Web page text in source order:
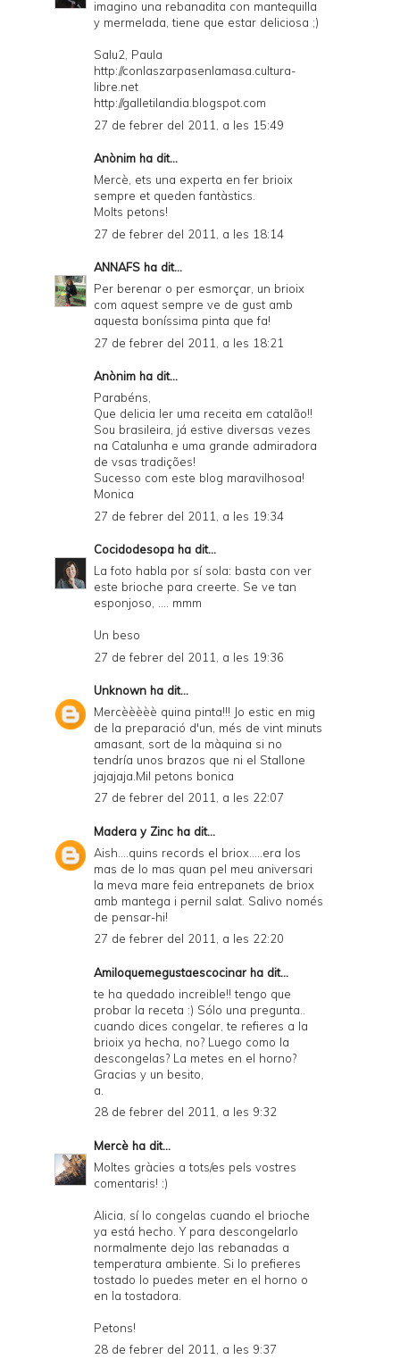
imagino una rebanadita con mantequilla
y mermelada, tiene que estar deliciosa ;)
Salu2, Paula
http://conlaszarpasenlamasa.cultura-
libre.net
http://galletilandia.blogspot.com
27 de febrer del 2011, a les 15:49
Anònim ha dit...
Mercè, ets una experta en fer brioix
sempre et queden fantàstics.
Molts petons!
27 de febrer del 2011, a les 18:14
ANNAFS ha dit...
Per berenar o per esmorçar, un brioix
com aquest sempre ve de gust amb
aquesta boníssima pinta que fa!
27 de febrer del 2011, a les 18:21
Anònim ha dit...
Parabéns,
Que delicia ler uma receita em catalão!!
Sou brasileira, já estive diversas vezes
na Catalunha e uma grande admiradora
de vsas tradições!
Sucesso com este blog maravilhosoa!
Monica
27 de febrer del 2011, a les 19:34
Cocidodesopa ha dit...
La foto habla por sí sola: basta con ver
este brioche para creerte. Se ve tan
esponjoso, .... mmm
Un beso
27 de febrer del 2011, a les 19:36
Unknown ha dit...
Mercèèèèè quina pinta!!! Jo estic en mig
de la preparació d'un, més de vint minuts
amasant, sort de la màquina si no
tendría unos brazos que ni el Stallone
jajajaja.Mil petons bonica
27 de febrer del 2011, a les 22:07
Madera y Zinc ha dit...
Aish....quins records el briox.....era los
mas de lo mas quan pel meu aniversari
la meva mare feia entrepanets de briox
amb mantega i pernil salat. Salivo només
de pensar-hi!
27 de febrer del 2011, a les 22:20
Amiloquemegustaescocinar ha dit...
te ha quedado increible!! tengo que
probar la receta :) Sólo una pregunta..
cuando dices congelar, te refieres a la
brioix ya hecha, no? Luego como la
descongelas? La metes en el horno?
Gracias y un besito,
a.
28 de febrer del 2011, a les 9:32
Mercè ha dit...
Moltes gràcies a tots/es pels vostres
comentaris! :)
Alicia, sí lo congelas cuando el brioche
ya está hecho. Y para descongelarlo
normalmente dejo las rebanadas a
temperatura ambiente. Si lo prefieres
tostado lo puedes meter en el horno o
en la tostadora.
Petons!
28 de febrer del 2011, a les 9:37